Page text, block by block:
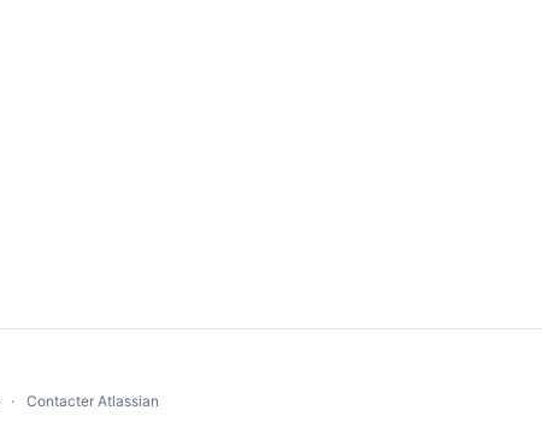
Contacter Atlassian